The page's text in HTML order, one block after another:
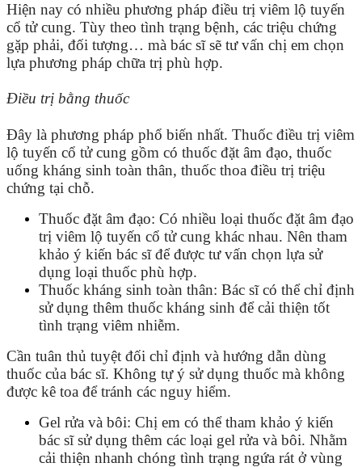
Hiện nay có nhiều phương pháp điều trị viêm lộ tuyến
cổ tử cung. Tùy theo tình trạng bệnh, các triệu chứng
gặp phải, đối tượng… mà bác sĩ sẽ tư vấn chị em chọn
lựa phương pháp chữa trị phù hợp.
Điều trị bằng thuốc
Đây là phương pháp phổ biến nhất. Thuốc điều trị viêm
lộ tuyến cổ tử cung gồm có thuốc đặt âm đạo, thuốc
uống kháng sinh toàn thân, thuốc thoa điều trị triệu
chứng tại chỗ.
Thuốc đặt âm đạo: Có nhiều loại thuốc đặt âm đạo
trị viêm lộ tuyến cổ tử cung khác nhau. Nên tham
khảo ý kiến bác sĩ để được tư vấn chọn lựa sử
dụng loại thuốc phù hợp.
Thuốc kháng sinh toàn thân: Bác sĩ có thể chỉ định
sử dụng thêm thuốc kháng sinh để cải thiện tốt
tình trạng viêm nhiễm.
Cần tuân thủ tuyệt đối chỉ định và hướng dẫn dùng
thuốc của bác sĩ. Không tự ý sử dụng thuốc mà không
được kê toa để tránh các nguy hiểm.
Gel rửa và bôi: Chị em có thể tham khảo ý kiến
bác sĩ sử dụng thêm các loại gel rửa và bôi. Nhằm
cải thiện nhanh chóng tình trạng ngứa rát ở vùng